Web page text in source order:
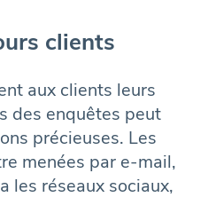
clients
aux clients leurs
des enquêtes peut
précieuses. Les
menées par e-mail,
les réseaux sociaux,